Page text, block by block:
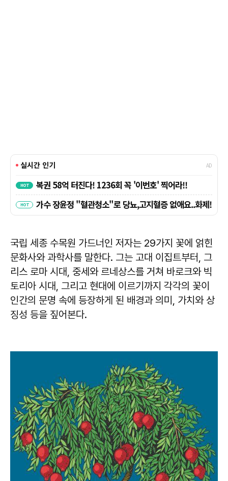
국립 세종 수목원 가드너인 저자는 29가지 꽃에 얽힌
문화사와 과학사를 말한다. 그는 고대 이집트부터, 그
리스 로마 시대, 중세와 르네상스를 거쳐 바로크와 빅
토리아 시대, 그리고 현대에 이르기까지 각각의 꽃이
인간의 문명 속에 등장하게 된 배경과 의미, 가치와 상
징성 등을 짚어본다.